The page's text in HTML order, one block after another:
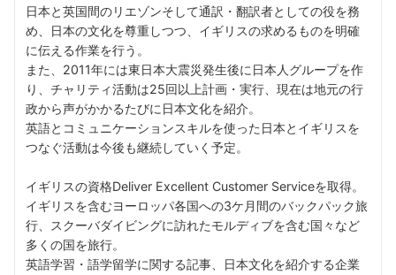
日本と英国間のリエゾンそして通訳・翻訳者としての役を務
め、日本の文化を尊重しつつ、イギリスの求めるものを明確
に伝える作業を行う。
また、2011年には東日本大震災発生後に日本人グループを作
り、チャリティ活動は25回以上計画・実行、現在は地元の行
政から声がかかるたびに日本文化を紹介。
英語とコミュニケーションスキルを使った日本とイギリスを
つなぐ活動は今後も継続していく予定。
イギリスの資格Deliver Excellent Customer Serviceを取得。
イギリスを含むヨーロッパ各国への3ケ月間のバックパック旅
行、スクーバダイビングに訪れたモルディブを含む国々など
多くの国を旅行。
英語学習・語学留学に関する記事、日本文化を紹介する企業